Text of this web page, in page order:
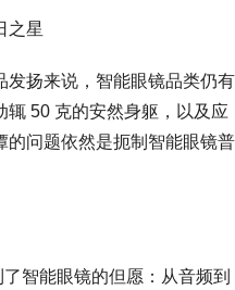
之星
发扬来说，智能眼镜品类仍有
50 克的安然身躯，以及应
问题依然是扼制智能眼镜普
智能眼镜的但愿：从音频到